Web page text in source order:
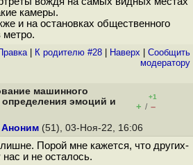
камеры.
и на остановках общественного
метро.
| К родителю #28 Наверх
Cообщить
модератору
машинного
эмоций и
+1
+ / –
Аноним (51), 03-Ноя-22, 16:06
Порой мне кажется, что других-
и не осталось.